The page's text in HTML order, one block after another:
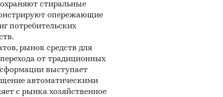
Промышленность / Угольная проышленность
смолы
стиральные
опережающие
потребительских
рынок средств для
от традиционных
выступает
автоматическими
с рынка хозяйственное